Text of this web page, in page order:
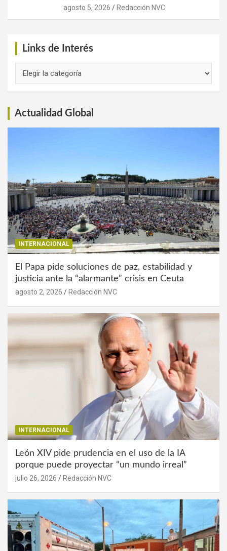
agosto 5, 2026 Redacción NVC
Links de Interés
Actualidad Global
INTERNACIONAL
El Papa pide soluciones de paz, estabilidad y
justicia ante la “alarmante” crisis en Ceuta
agosto 2, 2026 Redacción NVC
INTERNACIONAL
León XIV pide prudencia en el uso de la IA
porque puede proyectar “un mundo irreal”
julio 26, 2026 Redacción NVC